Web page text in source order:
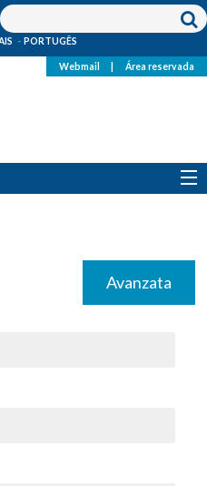
PORTUGÊS
Webmail Área reservada
Avanzata